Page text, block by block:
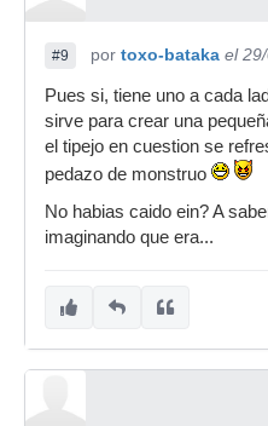
#9 por toxo-bataka el
Pues si, tiene uno a cada
sirve para crear una
el tipejo en cuestion se
pedazo de monstruo
No habias caido ein? A
imaginando que era...